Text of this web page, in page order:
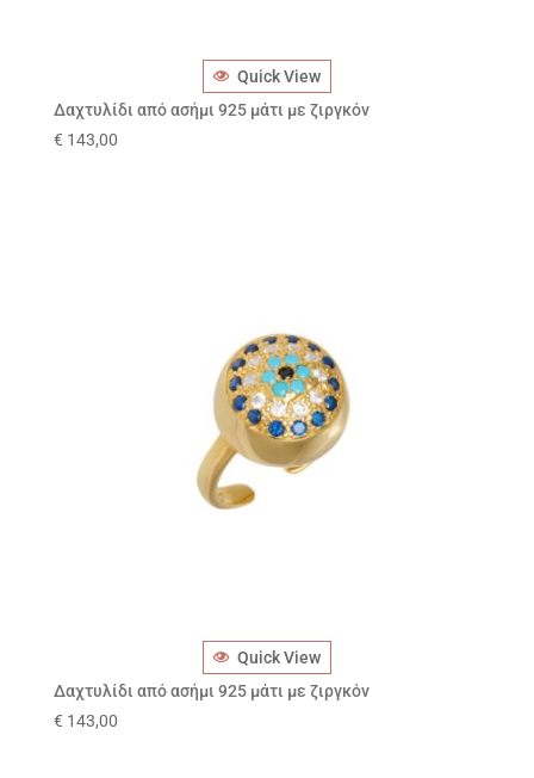
Quick View
Δαχτυλίδι από ασήμι 925 μάτι με ζιργκόν
€ 143,00
Quick View
Δαχτυλίδι από ασήμι 925 μάτι με ζιργκόν
€ 143,00